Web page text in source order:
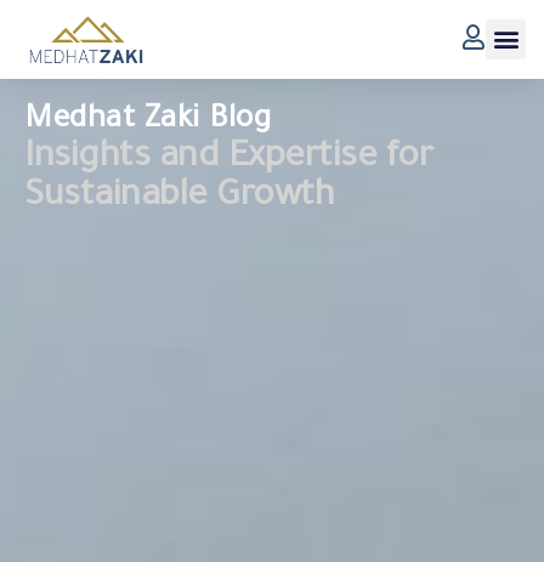
Medhat Zaki Blog
Insights and Expertise for
Sustainable Growth